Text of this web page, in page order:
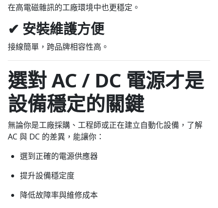
在高電磁雜訊的工廠環境中也更穩定。
✔ 安裝維護方便
接線簡單，跨品牌相容性高。
選對 AC / DC 電源才是
設備穩定的關鍵
無論你是工廠採購、工程師或正在建立自動化設備，了解
AC 與 DC 的差異，能讓你：
選到正確的電源供應器
提升設備穩定度
降低故障率與維修成本